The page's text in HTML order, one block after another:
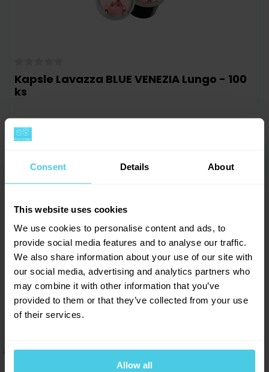
Consent Details About
This website uses cookies
We use cookies to personalise content and ads, to
provide social media features and to analyse our traffic.
We also share information about your use of our site with
our social media, advertising and analytics partners who
may combine it with other information that you’ve
provided to them or that they’ve collected from your use
of their services.
Allow all
Kapsle Lavazza BLUE VENEZIA Lungo - 100
ks
999 Kč
BEZ KOFEINU
SLEVA
-8 %
Sleva 10 % na kávu
Aromaniac? Stačí vyplnit vaši e-mailovou
adresu a obratem vám zašleme slevový kupon...
Navíc vás budeme informovat o všech slevách a
novinkách na našem e-shopu!